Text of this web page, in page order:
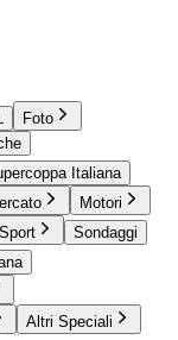
Foto
Italiana
Motori
Sondaggi
Altri Speciali